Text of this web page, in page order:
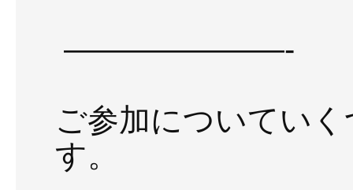
———————-
ご参加についてい
す。